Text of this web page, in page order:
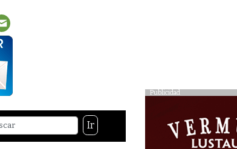
Publicidad
Ir